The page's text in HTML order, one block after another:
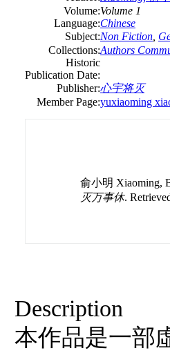
Volume:Volume 1
Language:Chinese
Subject:Non Fiction,
Collections:Authors
Historic
Publication Date:
Publisher:心宇将灭
Member Page:yuxiaoming
俞小明 Xiaoming,
灭万事休.
Description
本作品是一部